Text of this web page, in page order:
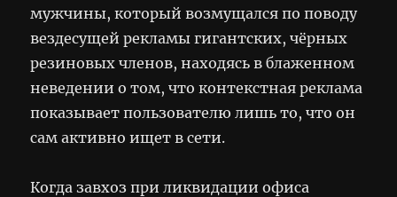
мужчины, который возмущался по поводу
вездесущей рекламы гигантских, чёрных
резиновых членов, находясь в блаженном
неведении о том, что контекстная реклама
показывает пользователю лишь то, что он
сам активно ищет в сети.
Когда завхоз при ликвидации офиса